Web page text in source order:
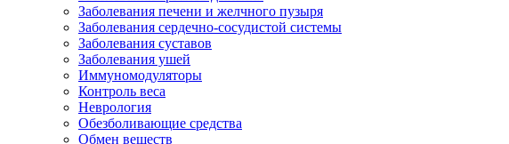
Заболевания печени и желчного пузыря
Заболевания сердечно-сосудистой системы
Заболевания суставов
Заболевания ушей
Иммуномодуляторы
Контроль веса
Неврология
Обезболивающие средства
Обмен веществ